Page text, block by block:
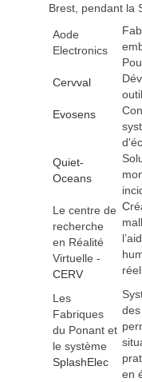
Brest, pendant la
Aode
Electronics
Cervval
Evosens
Quiet-
Oceans
Le centre de
recherche
en Réalité
Virtuelle -
CERV
C
Les
Fabriques
du Ponant et
le système
SplashElec
en